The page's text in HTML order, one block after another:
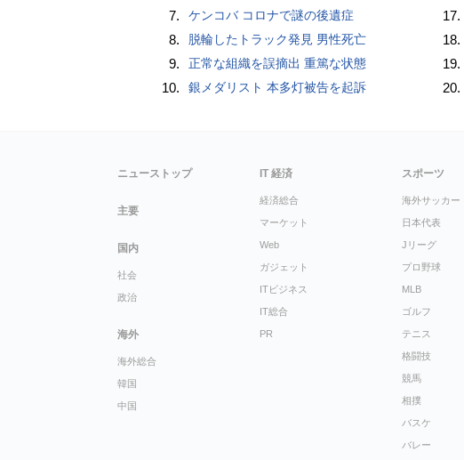
7. ケンコバ コロナで謎の後遺症
8. 脱輪したトラック発見 男性死亡
9. 正常な組織を誤摘出 重篤な状態
10. 銀メダリスト 本多灯被告を起訴
17.
18.
19.
20.
ニューストップ
主要
国内
社会
政治
海外
海外総合
韓国
中国
IT 経済
経済総合
マーケット
Web
ガジェット
ITビジネス
IT総合
PR
スポーツ
海外サッカー
日本代表
Jリーグ
プロ野球
MLB
ゴルフ
テニス
格闘技
競馬
相撲
バスケ
バレー